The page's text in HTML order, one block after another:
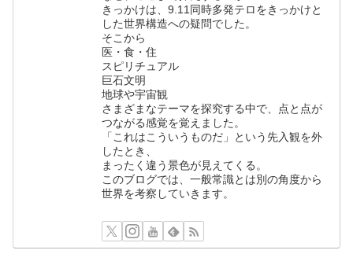
きっかけは、9.11同時多発テロをきっかけと
した世界構造への疑問でした。
そこから
医・食・住
スピリチュアル
巨石文明
地球や宇宙観
さまざまなテーマを探究する中で、点と点が
つながる感覚を覚えました。
「これはこういうものだ」という先入観を外
したとき、
まったく違う景色が見えてくる。
このブログでは、一般常識とは別の角度から
世界を考察していきます。